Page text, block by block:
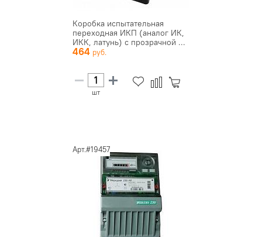
Коробка испытательная
переходная ИКП (аналог ИК,
ИКК, латунь) с прозрачной ...
464
шт
Арт.#19457